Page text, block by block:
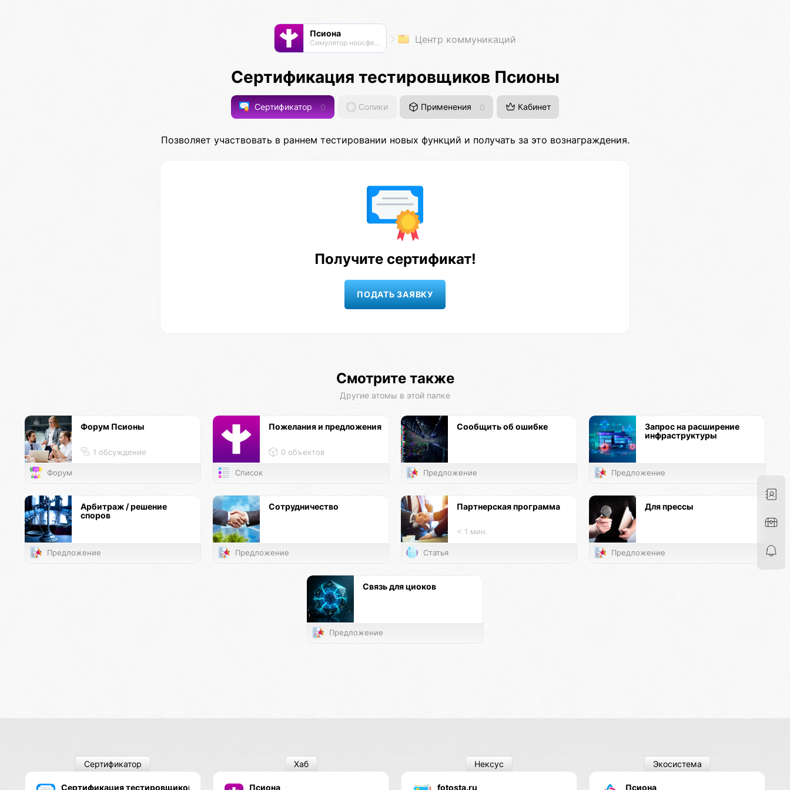
Псиона
Cимулятор ноосферы Центр коммуникаций
Сертификация тестировщиков Псионы
Сертификатор 0 Солики Применения 0 Кабинет
Позволяет участвовать в раннем тестировании новых функций и получать за это вознаграждения.
Получите сертификат!
Смотрите также
Другие атомы в этой папке
Форум Псионы
1 обсуждение
Форум
Пожелания и предложения
0 объектов
Список
Сообщить об ошибке
Предложение
Запрос на расширение
инфраструктуры
Предложение
Арбитраж / решение
споров
Предложение
Сотрудничество
Предложение
Партнерская программа
< 1 мин.
Статья
Для прессы
Предложение
Связь для циоков
Предложение
Сертификация тестировщиков Псионы
Сертификатор
Псиона
Хаб
fotosta.ru
Нексус
Псиона
Экосистема